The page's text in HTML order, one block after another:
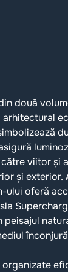
două
arhitectural
viitor și
și exterior.
ului oferă